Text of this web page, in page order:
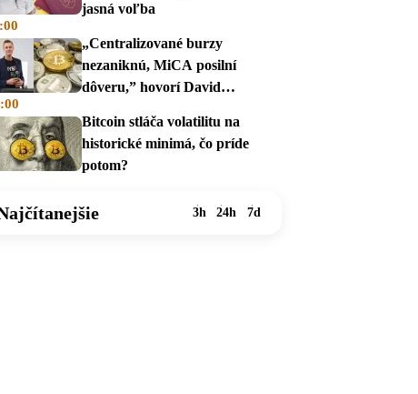
jasná voľba
„Centralizované burzy
nezaniknú, MiCA posilní
dôveru,” hovorí David
Bitcoin stláča volatilitu na
historické minimá, čo príde
potom?
3h 24h 7d